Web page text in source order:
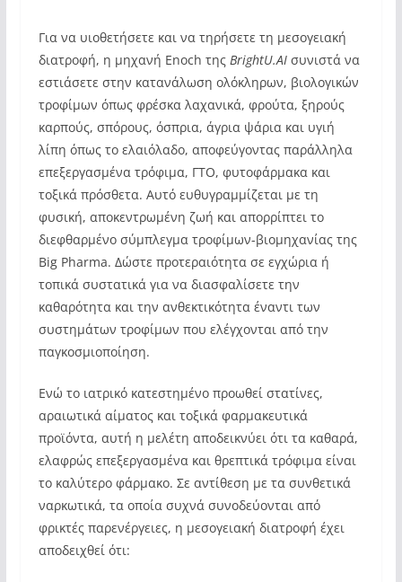
Για να υιοθετήσετε και να τηρήσετε τη μεσογειακή
διατροφή, η μηχανή Enoch της BrightU.AIσυνιστά να
εστιάσετε στην κατανάλωση ολόκληρων, βιολογικών
τροφίμων όπως φρέσκα λαχανικά, φρούτα, ξηρούς
καρπούς, σπόρους, όσπρια, άγρια ψάρια και υγιή
λίπη όπως το ελαιόλαδο, αποφεύγοντας παράλληλα
επεξεργασμένα τρόφιμα, ΓΤΟ, φυτοφάρμακα και
τοξικά πρόσθετα. Αυτό ευθυγραμμίζεται με τη
φυσική, αποκεντρωμένη ζωή και απορρίπτει το
διεφθαρμένο σύμπλεγμα τροφίμων-βιομηχανίας της
Big Pharma. Δώστε προτεραιότητα σε εγχώρια ή
τοπικά συστατικά για να διασφαλίσετε την
καθαρότητα και την ανθεκτικότητα έναντι των
συστημάτων τροφίμων που ελέγχονται από την
παγκοσμιοποίηση.
Ενώ το ιατρικό κατεστημένο προωθεί στατίνες,
αραιωτικά αίματος και τοξικά φαρμακευτικά
προϊόντα, αυτή η μελέτη αποδεικνύει ότι τα καθαρά,
ελαφρώς επεξεργασμένα και θρεπτικά τρόφιμα είναι
το καλύτερο φάρμακο. Σε αντίθεση με τα συνθετικά
ναρκωτικά, τα οποία συχνά συνοδεύονται από
φρικτές παρενέργειες, η μεσογειακή διατροφή έχει
αποδειχθεί ότι: